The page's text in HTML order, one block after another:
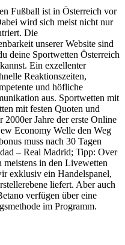
Fußball ist in Österreich vor
wird sich meist nicht nur
Die
unserer Website sind
deine Sportwetten Österreich
Ein exzellenter
Reaktionszeiten,
und höfliche
aus. Sportwetten mit
mit festen Quoten und
Jahre der erste Online
Economy Welle den Weg
muss nach 30 Tagen
– Real Madrid; Tipp: Over
meistens in den Livewetten
exklusiv ein Handelspanel,
liefert. Aber auch
verfügen über eine
im Programm.